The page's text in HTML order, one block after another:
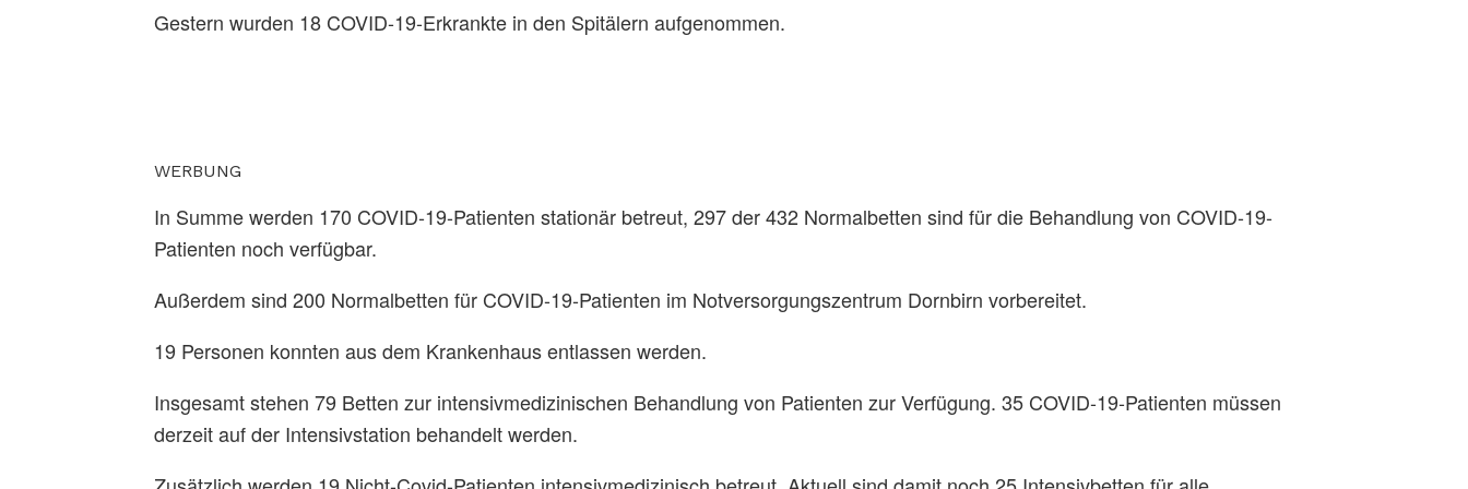
Gestern wurden 18 COVID-19-Erkrankte in den Spitälern aufgenommen.
WERBUNG
In Summe werden 170 COVID-19-Patienten stationär betreut, 297 der 432 Normalbetten sind für die Behandlung von COVID-19-
Patienten noch verfügbar.
Außerdem sind 200 Normalbetten für COVID-19-Patienten im Notversorgungszentrum Dornbirn vorbereitet.
19 Personen konnten aus dem Krankenhaus entlassen werden.
Insgesamt stehen 79 Betten zur intensivmedizinischen Behandlung von Patienten zur Verfügung. 35 COVID-19-Patienten müssen
derzeit auf der Intensivstation behandelt werden.